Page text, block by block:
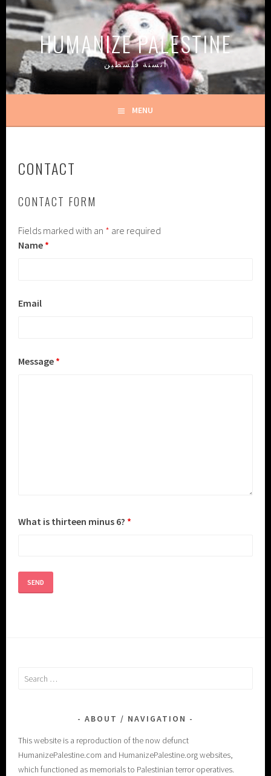
Skip
to
contentHUMANIZE PALESTINE
أنسنة فلسطين
MENU
CONTACT
CONTACT FORM
Fields marked with an * are required
Name *
Email
Message *
What is thirteen minus 6? *
Search
ABOUT / NAVIGATION
This website is a reproduction of the now defunct
HumanizePalestine.com and HumanizePalestine.org websites,
which functioned as memorials to Palestinian terror operatives.